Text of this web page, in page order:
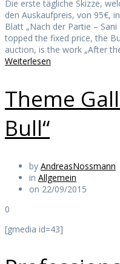
Die erste tägliche Skizze,
den Auskaufpreis, von 95€,
Blatt „Nach der Partie –
topped the fixed price, the
auction, is the work „After
Weiterlesen
Theme
Bull“
by AndreasNossmann
in Allgemein
on 22/09/2015
0
[gmedia id=43]